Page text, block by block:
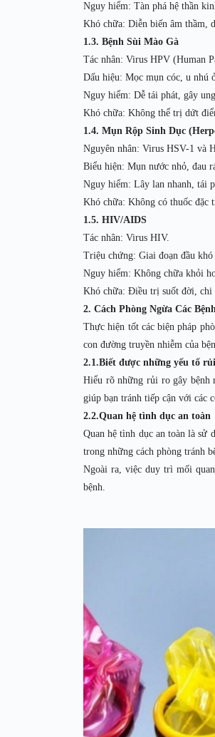
Nguy hiểm: Tàn phá hệ thần
Khó chữa: Diễn biến âm thầm,
1.3. Bệnh Sùi Mào Gà
Tác nhân: Virus HPV (Human
Dấu hiệu: Mọc mụn cóc, u nhú
Nguy hiểm: Dễ tái phát, gây
Khó chữa: Không thể trị dứt
1.4. Mụn Rộp Sinh Dục
Nguyên nhân: Virus HSV-1 và
Biểu hiện: Mụn nước nhỏ, đau
Nguy hiểm: Lây lan nhanh, tái
Khó chữa: Không có thuốc
1.5. HIV/AIDS
Tác nhân: Virus HIV.
Triệu chứng: Giai đoạn đầu
Nguy hiểm: Không chữa khỏi
Khó chữa: Điều trị suốt đời, chi
2. Cách Phòng Ngừa Các
Thực hiện tốt các biện pháp
con đường truyền nhiễm của
2.1.Biết được những yếu tố
Hiểu rõ những rủi ro gây bệnh
giúp bạn tránh tiếp cận với các
2.2.Quan hệ tình dục an toàn
Quan hệ tình dục an toàn là sử
trong những cách phòng tránh
Ngoài ra, việc duy trì mối
bệnh.